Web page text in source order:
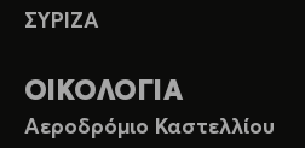
ΣΥΡΙΖΑ
ΟΙΚΟΛΟΓΙΑ
Αεροδρόμιο Καστελλίου